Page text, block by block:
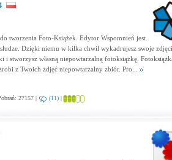
tworzenia Foto-Książek. Edytor Wspomnień jest
Dzięki niemu w kilka chwil wykadrujesz swoje
i stworzysz własną niepowtarzalną fotoksiążkę.
z Twoich zdjęć niepowtarzalny zbiór. Pro...
27157 | (11)|